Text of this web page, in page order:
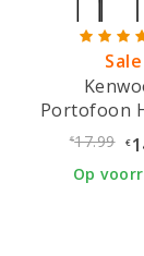
Sale
Portofoon
€17.99 €
Op